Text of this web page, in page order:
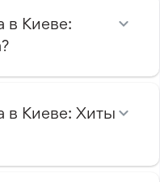
в Киеве:
в Киеве: Хиты